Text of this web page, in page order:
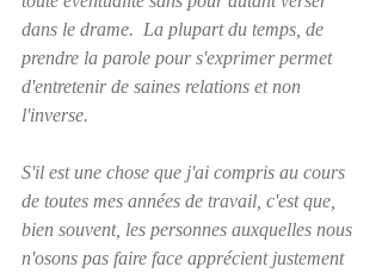
dans le drame.  La plupart du temps, de
prendre la parole pour s'exprimer permet
d'entretenir de saines relations et non
l'inverse.
S'il est une chose que j'ai compris au cours
de toutes mes années de travail, c'est que,
bien souvent, les personnes auxquelles nous
n'osons pas faire face apprécient justement